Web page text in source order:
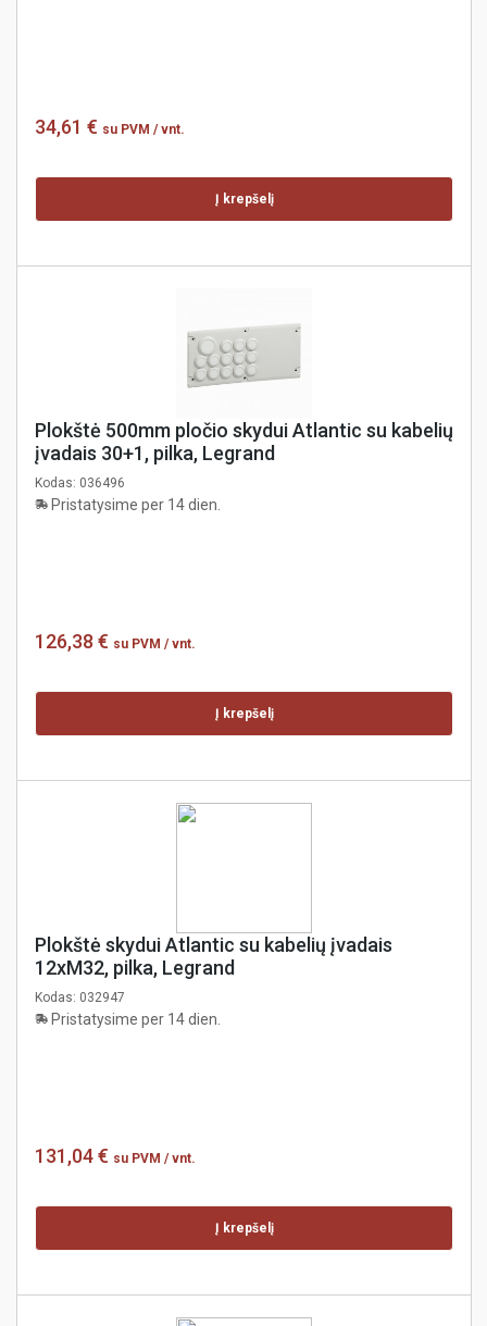
34,61 € su PVM / vnt.
Į krepšelį
Plokštė 500mm pločio skydui Atlantic su kabelių
įvadais 30+1, pilka, Legrand
Kodas: 036496
Pristatysime per 14 dien.
126,38 € su PVM / vnt.
Į krepšelį
Plokštė skydui Atlantic su kabelių įvadais
12xM32, pilka, Legrand
Kodas: 032947
Pristatysime per 14 dien.
131,04 € su PVM / vnt.
Į krepšelį